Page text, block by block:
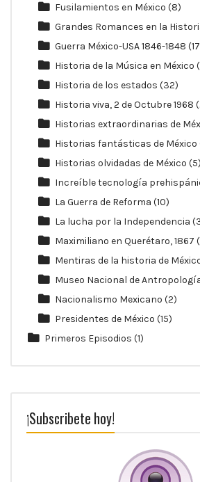
Fusilamientos en México (8)
Grandes Romances en la
Guerra México-USA 1846-1848
Historia de la Música en México
Historia de los estados (32)
Historia viva, 2 de Octubre 1968
Historias extraordinarias de
Historias fantásticas de México
Historias olvidadas de México (5)
Increíble tecnología
La Guerra de Reforma (10)
La lucha por la Independencia
Maximiliano en Querétaro, 1867
Mentiras de la historia de
Museo Nacional de
Nacionalismo Mexicano (2)
Presidentes de México (15)
Primeros Episodios (1)
¡Subscribete hoy!